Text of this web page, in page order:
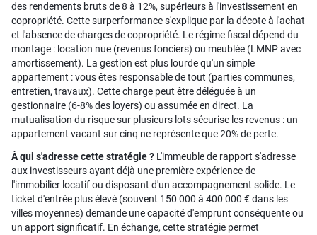
des rendements bruts de 8 à 12%, supérieurs à l'investissement en
copropriété. Cette surperformance s'explique par la décote à l'achat
et l'absence de charges de copropriété. Le régime fiscal dépend du
montage : location nue (revenus fonciers) ou meublée (LMNP avec
amortissement). La gestion est plus lourde qu'un simple
appartement : vous êtes responsable de tout (parties communes,
entretien, travaux). Cette charge peut être déléguée à un
gestionnaire (6-8% des loyers) ou assumée en direct. La
mutualisation du risque sur plusieurs lots sécurise les revenus : un
appartement vacant sur cinq ne représente que 20% de perte.
À qui s'adresse cette stratégie ? L'immeuble de rapport s'adresse
aux investisseurs ayant déjà une première expérience de
l'immobilier locatif ou disposant d'un accompagnement solide. Le
ticket d'entrée plus élevé (souvent 150 000 à 400 000 € dans les
villes moyennes) demande une capacité d'emprunt conséquente ou
un apport significatif. En échange, cette stratégie permet